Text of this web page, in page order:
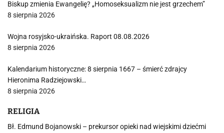
Biskup zmienia Ewangelię? „Homoseksualizm nie jest grzechem”
8 sierpnia 2026
Wojna rosyjsko-ukraińska. Raport 08.08.2026
8 sierpnia 2026
Kalendarium historyczne: 8 sierpnia 1667 – śmierć zdrajcy
Hieronima Radziejowski…
8 sierpnia 2026
RELIGIA
Bł. Edmund Bojanowski – prekursor opieki nad wiejskimi dziećmi